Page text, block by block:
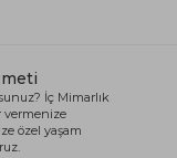
İç Mimarlık
vermenize
özel yaşam